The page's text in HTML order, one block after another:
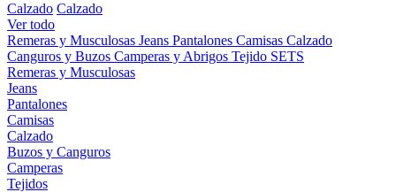
Calzado Calzado
Ver todo
Remeras y Musculosas Jeans Pantalones Camisas Calzado
Canguros y Buzos Camperas y Abrigos Tejido SETS
Remeras y Musculosas
Jeans
Pantalones
Camisas
Calzado
Buzos y Canguros
Camperas
Tejidos